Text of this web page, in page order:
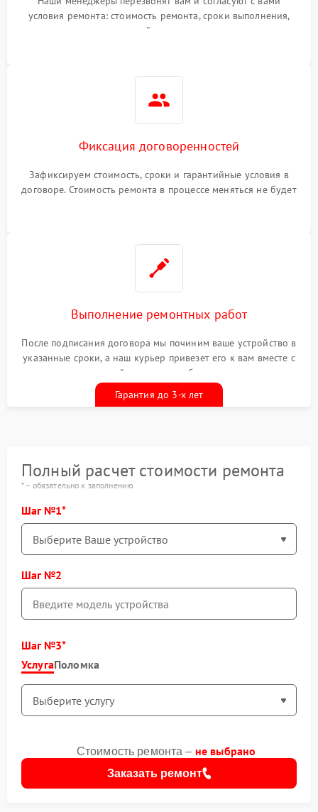
условия ремонта: стоимость ремонта, сроки выполнения,
гарантийные условия
Фиксация договоренностей
Зафиксируем стоимость, сроки и гарантийные условия в
договоре. Стоимость ремонта в процессе меняться не будет
Выполнение ремонтных работ
После подписания договора мы починим ваше устройство в
указанные сроки, а наш курьер привезет его к вам вместе с
гарантийным талоном бесплатно
Гарантия до 3-х лет
Полный расчет стоимости ремонта
* – обязательно к заполнению
Шаг №1
Шаг №2
Шаг №3
УслугаПоломка
Заказать ремонт
Стоимость ремонта – не выбрано